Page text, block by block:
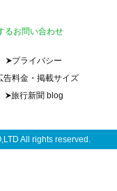
るお問い合わせ
プライバシー
告料金・掲載サイズ
旅行新聞 blog
All rights reserved.